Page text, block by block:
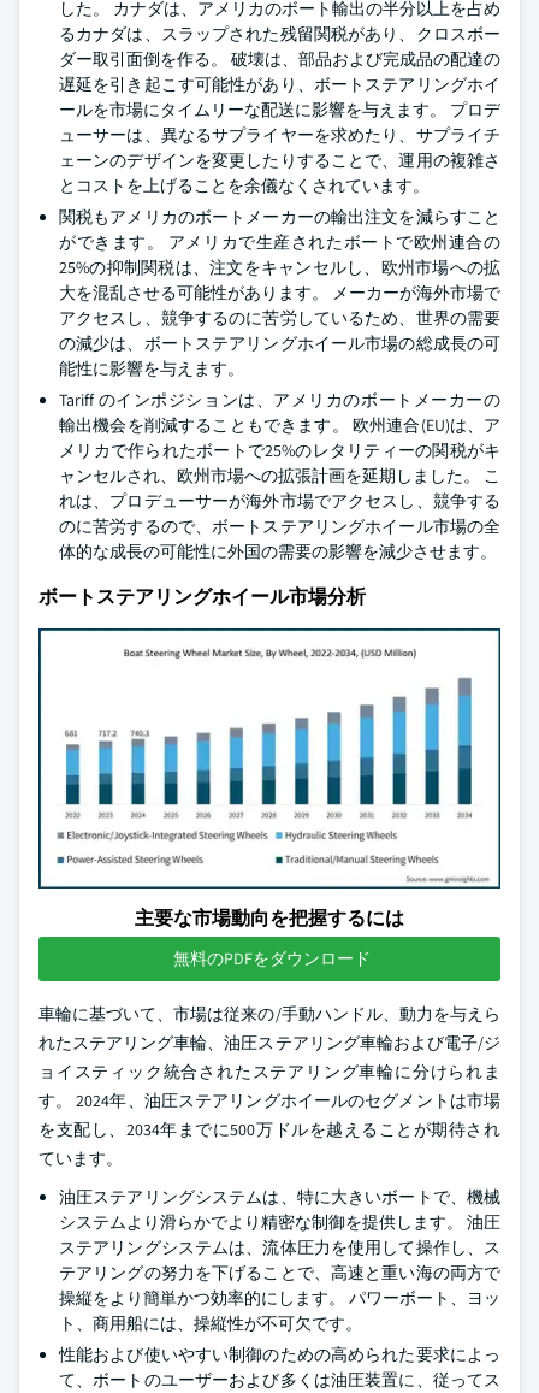
した。 カナダは、アメリカのボート輸出の半分以上を占め
るカナダは、スラップされた残留関税があり、クロスボー
ダー取引面倒を作る。 破壊は、部品および完成品の配達の
遅延を引き起こす可能性があり、ボートステアリングホイ
ールを市場にタイムリーな配送に影響を与えます。 プロデ
ューサーは、異なるサプライヤーを求めたり、サプライチ
ェーンのデザインを変更したりすることで、運用の複雑さ
とコストを上げることを余儀なくされています。
関税もアメリカのボートメーカーの輸出注文を減らすこと
ができます。 アメリカで生産されたボートで欧州連合の
25%の抑制関税は、注文をキャンセルし、欧州市場への拡
大を混乱させる可能性があります。 メーカーが海外市場で
アクセスし、競争するのに苦労しているため、世界の需要
の減少は、ボートステアリングホイール市場の総成長の可
能性に影響を与えます。
Tariff のインポジションは、アメリカのボートメーカーの
輸出機会を削減することもできます。 欧州連合(EU)は、ア
メリカで作られたボートで25%のレタリティーの関税がキ
ャンセルされ、欧州市場への拡張計画を延期しました。 こ
れは、プロデューサーが海外市場でアクセスし、競争する
のに苦労するので、ボートステアリングホイール市場の全
体的な成長の可能性に外国の需要の影響を減少させます。
ボートステアリングホイール市場分析
主要な市場動向を把握するには
無料のPDFをダウンロード
車輪に基づいて、市場は従来の/手動ハンドル、動力を与えら
れたステアリング車輪、油圧ステアリング車輪および電子/ジ
ョイスティック統合されたステアリング車輪に分けられま
す。 2024年、油圧ステアリングホイールのセグメントは市場
を支配し、2034年までに500万ドルを越えることが期待され
ています。
油圧ステアリングシステムは、特に大きいボートで、機械
システムより滑らかでより精密な制御を提供します。 油圧
ステアリングシステムは、流体圧力を使用して操作し、ス
テアリングの努力を下げることで、高速と重い海の両方で
操縦をより簡単かつ効率的にします。 パワーボート、ヨッ
ト、商用船には、操縦性が不可欠です。
性能および使いやすい制御のための高められた要求によっ
て、ボートのユーザーおよび多くは油圧装置に、従ってス